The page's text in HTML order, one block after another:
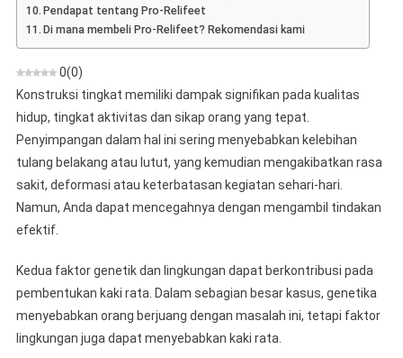
Pendapat tentang Pro-Relifeet
Di mana membeli Pro-Relifeet? Rekomendasi kami
0(0)
Konstruksi tingkat memiliki dampak signifikan pada kualitas
hidup, tingkat aktivitas dan sikap orang yang tepat.
Penyimpangan dalam hal ini sering menyebabkan kelebihan
tulang belakang atau lutut, yang kemudian mengakibatkan rasa
sakit, deformasi atau keterbatasan kegiatan sehari-hari.
Namun, Anda dapat mencegahnya dengan mengambil tindakan
efektif.
Kedua faktor genetik dan lingkungan dapat berkontribusi pada
pembentukan kaki rata. Dalam sebagian besar kasus, genetika
menyebabkan orang berjuang dengan masalah ini, tetapi faktor
lingkungan juga dapat menyebabkan kaki rata.